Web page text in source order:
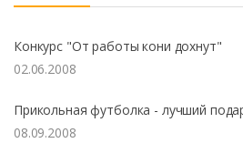
Конкурс "От работы кони дохнут"
02.06.2008
Прикольная футболка - лучший
08.09.2008